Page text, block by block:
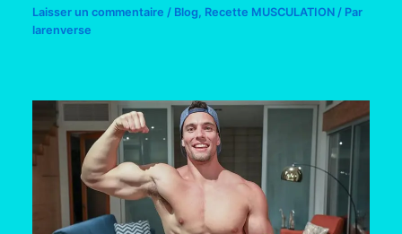
Laisser un commentaire / Blog Recette MUSCULATION / Par
larenverse